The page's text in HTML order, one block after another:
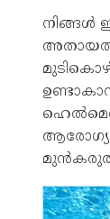
നിങ്ങൾ
അതായത്,